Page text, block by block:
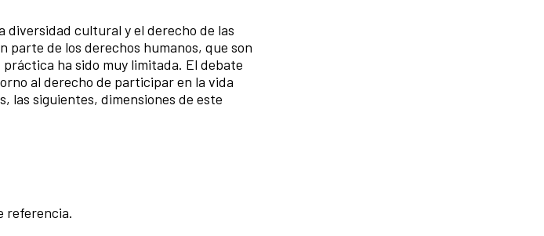
diversidad cultural y el derecho de las
de los derechos humanos, que son
ha sido muy limitada. El debate
al derecho de participar en la vida
siguientes, dimensiones de este
referencia.